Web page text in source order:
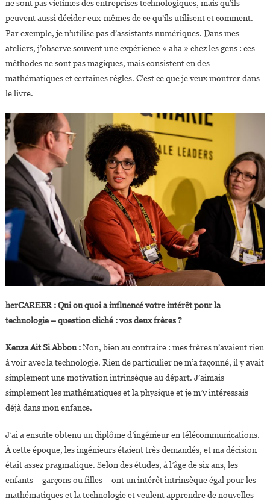
ne sont pas victimes des entreprises technologiques, mais qu’ils
peuvent aussi décider eux-mêmes de ce qu’ils utilisent et comment.
Par exemple, je n’utilise pas d’assistants numériques. Dans mes
ateliers, j’observe souvent une expérience « aha » chez les gens : ces
méthodes ne sont pas magiques, mais consistent en des
mathématiques et certaines règles. C’est ce que je veux montrer dans
le livre.
herCAREER : Qui ou quoi a influencé votre intérêt pour la
technologie – question cliché : vos deux frères ?
Kenza Ait Si Abbou :Non, bien au contraire : mes frères n’avaient rien
à voir avec la technologie. Rien de particulier ne m’a façonné, il y avait
simplement une motivation intrinsèque au départ. J’aimais
simplement les mathématiques et la physique et je m’y intéressais
déjà dans mon enfance.
J’ai a ensuite obtenu un diplôme d’ingénieur en télécommunications.
À cette époque, les ingénieurs étaient très demandés, et ma décision
était assez pragmatique. Selon des études, à l’âge de six ans, les
enfants – garçons ou filles – ont un intérêt intrinsèque égal pour les
mathématiques et la technologie et veulent apprendre de nouvelles